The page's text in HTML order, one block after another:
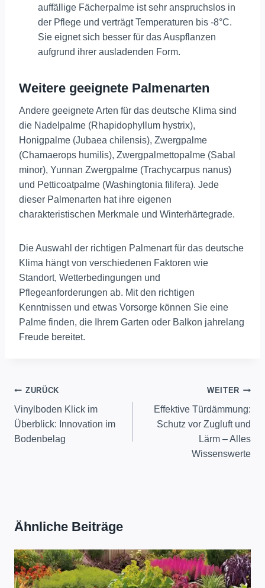
auffällige Fächerpalme ist sehr anspruchslos in
der Pflege und verträgt Temperaturen bis -8°C.
Sie eignet sich besser für das Auspflanzen
aufgrund ihrer ausladenden Form​​.
Weitere geeignete Palmenarten
Andere geeignete Arten für das deutsche Klima sind
die Nadelpalme (Rhapidophyllum hystrix),
Honigpalme (Jubaea chilensis), Zwergpalme
(Chamaerops humilis), Zwergpalmettopalme (Sabal
minor), Yunnan Zwergpalme (Trachycarpus nanus)
und Petticoatpalme (Washingtonia filifera). Jede
dieser Palmenarten hat ihre eigenen
charakteristischen Merkmale und Winterhärtegrade​​​​.
Die Auswahl der richtigen Palmenart für das deutsche
Klima hängt von verschiedenen Faktoren wie
Standort, Wetterbedingungen und
Pflegeanforderungen ab. Mit den richtigen
Kenntnissen und etwas Vorsorge können Sie eine
Palme finden, die Ihrem Garten oder Balkon jahrelang
Freude bereitet.
Beitragsnavigation
ZURÜCK
Vinylboden Klick im
Überblick: Innovation im
Bodenbelag
WEITER
Effektive Türdämmung:
Schutz vor Zugluft und
Lärm – Alles
Wissenswerte
Ähnliche Beiträge